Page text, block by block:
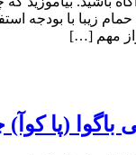
زیبا با بودجه
باگوا (پا